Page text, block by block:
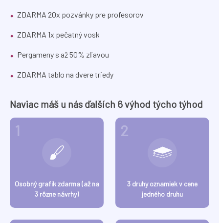
ZDARMA 20x pozvánky pre profesorov
ZDARMA 1x pečatný vosk
Pergameny s až 50% zľavou
ZDARMA tablo na dvere triedy
Naviac máš u nás ďalších 6 výhod týcho týhod
1
Osobný grafik zdarma (až na
3 rôzne návrhy)
2
3 druhy oznamiek v cene
jedného druhu